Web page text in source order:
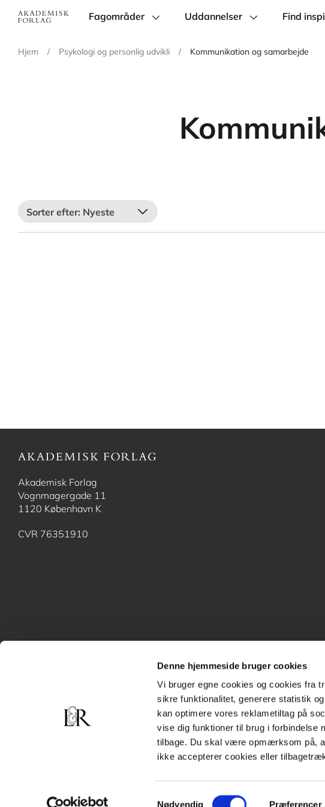
Denne hjemmeside bruger cookies
Vi bruger egne cookies og cookies fra
sikre funktionalitet, generere statistik
kan optimere vores reklametiltag på
vise dig funktioner til brug i
tilbage. Du skal være opmærksom på,
ikke accepterer cookies eller
Samtykkevalg
Nødvendig Præferencer
Main
Fagområder Uddannelser Find
Hjem / Psykologi og personlig udvikli / Kommunikation og samarbejde
Nyeste
Akademisk Forlag
Vognmagergade 11
1120 København K
CVR 76351910